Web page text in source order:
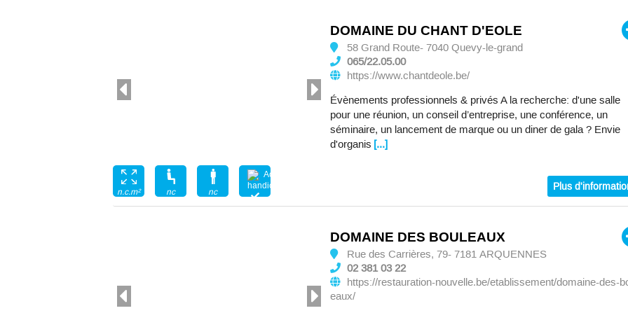
DOMAINE DU CHANT D'EOLE
58 Grand Route- 7040 Quevy-le-grand
065/22.05.00
https://www.chantdeole.be/
Évènements professionnels & privés A la recherche: d'une salle
pour une réunion, un conseil d’entreprise, une conférence, un
séminaire, un lancement de marque ou un diner de gala ? Envie
d'organis [...]
n.c.m² nc nc Plus
DOMAINE DES BOULEAUX
Rue des Carrières, 79- 7181 ARQUENNES
02 381 03 22
https://restauration-nouvelle.be/etablissement/domaine-des-
eaux/